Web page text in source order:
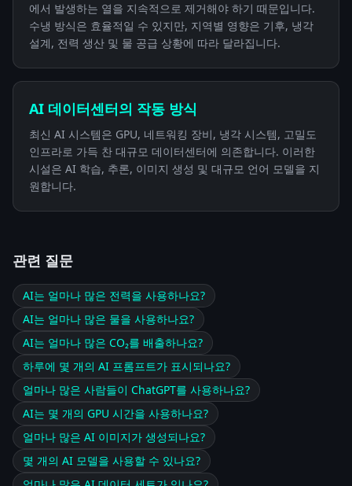
에서 발생하는 열을 지속적으로 제거해야 하기 때문입니다.
수냉 방식은 효율적일 수 있지만, 지역별 영향은 기후, 냉각
설계, 전력 생산 및 물 공급 상황에 따라 달라집니다.
AI 데이터센터의 작동 방식
최신 AI 시스템은 GPU, 네트워킹 장비, 냉각 시스템, 고밀도
인프라로 가득 찬 대규모 데이터센터에 의존합니다. 이러한
시설은 AI 학습, 추론, 이미지 생성 및 대규모 언어 모델을 지
원합니다.
관련 질문
AI는 얼마나 많은 전력을 사용하나요?
AI는 얼마나 많은 물을 사용하나요?
AI는 얼마나 많은 CO₂를 배출하나요?
하루에 몇 개의 AI 프롬프트가 표시되나요?
얼마나 많은 사람들이 ChatGPT를 사용하나요?
AI는 몇 개의 GPU 시간을 사용하나요?
얼마나 많은 AI 이미지가 생성되나요?
몇 개의 AI 모델을 사용할 수 있나요?